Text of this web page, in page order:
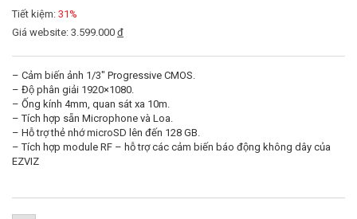
Tiết kiệm: 31%
Giá website: 3.599.000 đ
– Cảm biến ảnh 1/3″ Progressive CMOS.
– Độ phân giải 1920×1080.
– Ống kính 4mm, quan sát xa 10m.
– Tích hợp sẵn Microphone và Loa.
– Hỗ trợ thẻ nhớ microSD lên đến 128 GB.
– Tích hợp module RF – hỗ trợ các cảm biến báo động không dây của
EZVIZ